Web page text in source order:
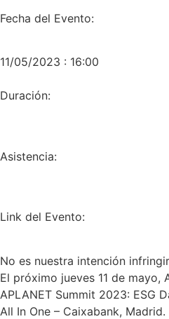
Fecha del Evento:
11/05/2023 : 16:00
Duración:
Asistencia:
Link del Evento:
No es nuestra intención
El próximo jueves 11 de mayo,
APLANET Summit 2023: ESG
All In One – Caixabank, Madrid.